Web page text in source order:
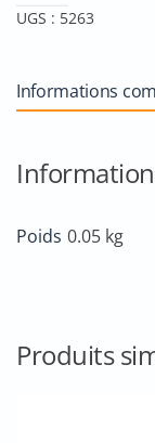
Adaptateur
>
UGS : 5263
Informations
Poids 0.05 kg
Produits